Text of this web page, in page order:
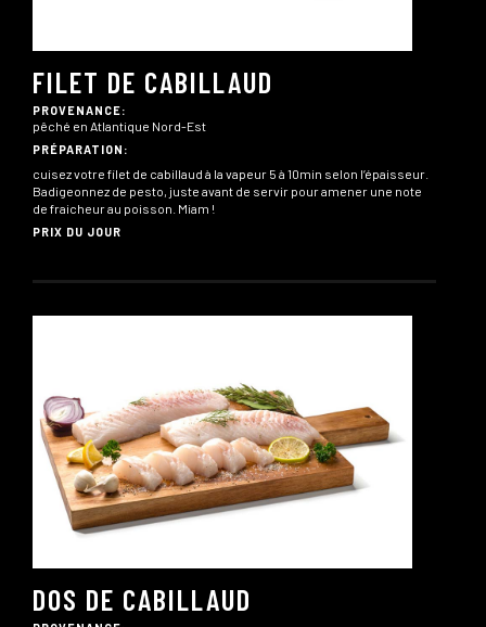
FILET DE CABILLAUD
PROVENANCE:
pêché en Atlantique Nord-Est
PRÉPARATION:
cuisez votre filet de cabillaud à la vapeur 5 à 10min selon l’épaisseur.
Badigeonnez de pesto, juste avant de servir pour amener une note
de fraicheur au poisson. Miam !
PRIX DU JOUR
DOS DE CABILLAUD